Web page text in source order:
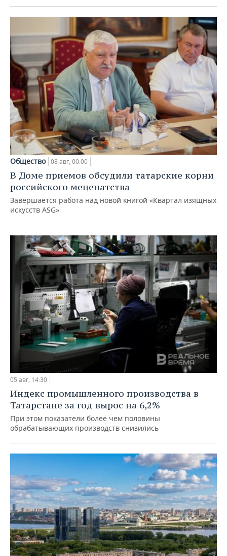
Общество 08 авг, 00:00
В Доме приемов обсудили татарские корни
российского меценатства
Завершается работа над новой книгой «Квартал изящных
искусств ASG»
05 авг, 14:30
Индекс промышленного производства в
Татарстане за год вырос на 6,2%
При этом показатели более чем половины
обрабатывающих производств снизились